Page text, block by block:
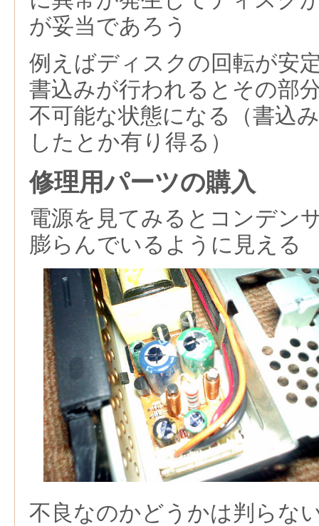
が妥当であろう
例えばディスクの回転が安
書込みが行われるとその部
不可能な状態になる（書込
したとか有り得る）
修理用パーツの購入
電源を見てみるとコンデン
膨らんでいるように見える
不良なのかどうかは判らな